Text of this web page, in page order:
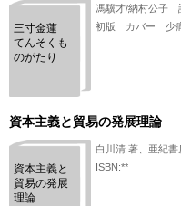
三寸金蓮
てんそくも
のがたり
馮驥才/納村公子
初版 カバー 少
資本主義と貿易の発展理論
資本主義と
貿易の発展
理論
白川清 著、亜紀
ISBN:**